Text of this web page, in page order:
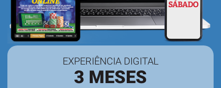
EXPERIÊNCIA DIGITAL
3 MESES